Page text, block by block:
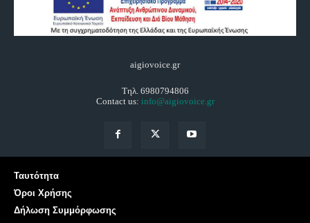
aigiovoice.gr
Τηλ. 6980794806
Contact us: info@aigiovoice.gr
Ταυτότητα
Όροι Χρήσης
Δήλωση Συμμόρφωσης